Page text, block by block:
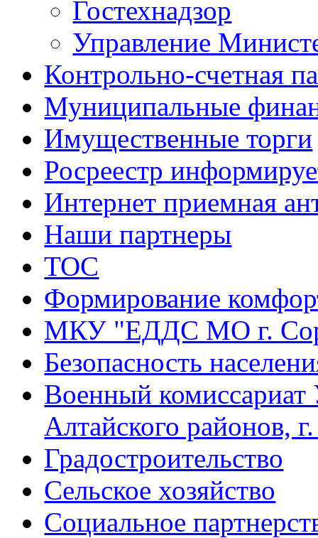
Гостехнадзор
Управление
Контрольно-счетная
Муниципальные
Имущественные торги
Росреестр
Интернет приемная
Наши партнеры
ТОС
Формирование
МКУ "ЕДДС МО г.
Безопасность
Военный комиссариат
Алтайского районов,
Градостроительство
Сельское хозяйство
Социальное